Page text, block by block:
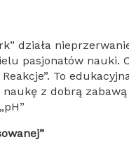
działa
pasjonatów nauki.
To
naukę z dobrą